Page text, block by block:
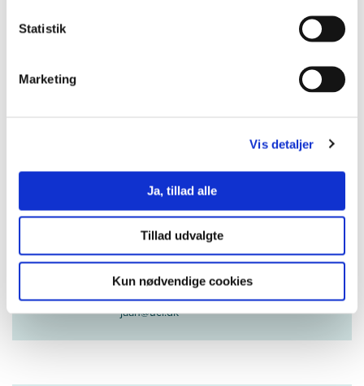
Statistik
Marketing
Vis detaljer
Ja, tillad alle
Tillad udvalgte
Kun nødvendige cookies
Lektor og uddannelsesfaglig koordinator
Vejledning om tilmelding
Jane Ahrendt
Studiesekretær
63 18 40 19
jaah@ucl.dk